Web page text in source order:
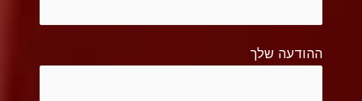
ההודעה שלך